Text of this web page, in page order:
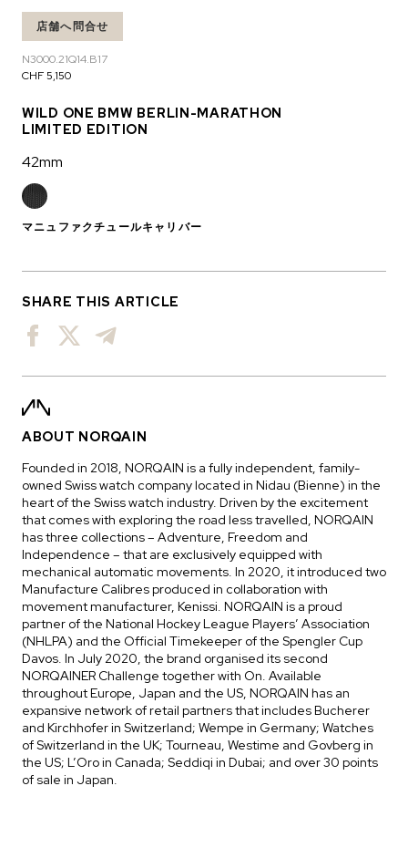
店舗へ問合せ
N3000.21Q14.B17
CHF 5,150
WILD ONE BMW BERLIN-MARATHON
LIMITED EDITION
42mm
マニュファクチュールキャリバー
SHARE THIS ARTICLE
ABOUT NORQAIN
Founded in 2018, NORQAIN is a fully independent, family-
owned Swiss watch company located in Nidau (Bienne) in the
heart of the Swiss watch industry. Driven by the excitement
that comes with exploring the road less travelled, NORQAIN
has three collections – Adventure, Freedom and
Independence – that are exclusively equipped with
mechanical automatic movements. In 2020, it introduced two
Manufacture Calibres produced in collaboration with
movement manufacturer, Kenissi. NORQAIN is a proud
partner of the National Hockey League Players’ Association
(NHLPA) and the Official Timekeeper of the Spengler Cup
Davos. In July 2020, the brand organised its second
NORQAINER Challenge together with On. Available
throughout Europe, Japan and the US, NORQAIN has an
expansive network of retail partners that includes Bucherer
and Kirchhofer in Switzerland; Wempe in Germany; Watches
of Switzerland in the UK; Tourneau, Westime and Govberg in
the US; L’Oro in Canada; Seddiqi in Dubai; and over 30 points
of sale in Japan.